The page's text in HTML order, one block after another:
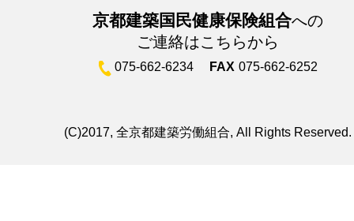
京都建築国民健康保険組合への
ご連絡はこちらから
075-662-6234 FAX 075-662-6252
(C)2017, 全京都建築労働組合, All Rights Reserved.